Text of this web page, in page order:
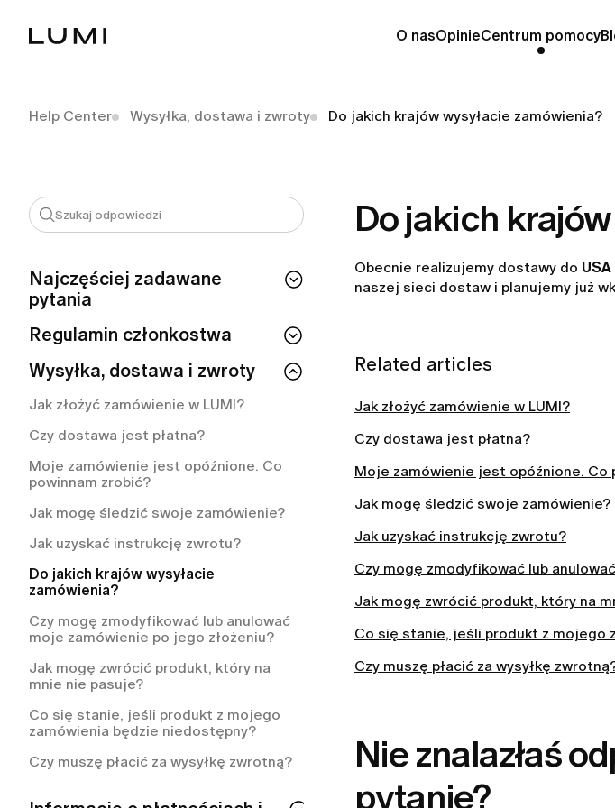
O nasOpinieCentrum pomocy
Help Center Wysyłka, dostawa i zwroty Do jakich krajów wysyłacie zamówienia?
Najczęściej zadawane
pytania
Nie mogę się zalogować. Co powinnam
zrobić?
Jak zalogować się do aplikacji LUMI
Jak mogę skontaktować się z obsługą
klienta LUMI?
Zapomniałam hasła. Co powinnam
zrobić?
Jak mogę zmienić moje hasło?
Mój adres e-mail jest już
zarejestrowany. Co to oznacza?
Jak zmienić adres e-mail?
Jak zrezygnować z otrzymywania
wiadomości e-mail?
Jak usunąć konto?
Czy mogę używać LUMI, jeśli nie mam
urządzenia z iOS-em?
Jak anulować subskrypcję i zasady
zwrotów LUMI
Regulamin członkostwa
Czy jeśli zrezygnuję z członkostwa, od
razu stracę do niego dostęp?
Jak mogę sprawdzić status mojego
członkostwa?
Jak anulować subskrypcję LUMI?
Co obejmuje moje członkostwo w
LUMI?
Jak anulować członkostwo LUMI?
Jak często będą pobierane opłaty za
mój plan członkowski?
Wysyłka, dostawa i zwroty
Jak złożyć zamówienie w LUMI?
Czy dostawa jest płatna?
Moje zamówienie jest opóźnione. Co
powinnam zrobić?
Jak mogę śledzić swoje zamówienie?
Jak uzyskać instrukcję zwrotu?
Do jakich krajów wysyłacie
zamówienia?
Czy mogę zmodyfikować lub anulować
moje zamówienie po jego złożeniu?
Jak mogę zwrócić produkt, który na
mnie nie pasuje?
Co się stanie, jeśli produkt z mojego
zamówienia będzie niedostępny?
Czy muszę płacić za wysyłkę zwrotną?
Do jakich
Obecnie realizujemy dostawy do USA
naszej sieci dostaw i planujemy już
Related articles
Jak złożyć zamówienie w LUMI?
Czy dostawa jest płatna?
Moje zamówienie jest opóźnione. Co
Jak mogę śledzić swoje zamówienie?
Jak uzyskać instrukcję zwrotu?
Czy mogę zmodyfikować lub
Jak mogę zwrócić produkt, który na
Co się stanie, jeśli produkt z mojego
Czy muszę płacić za wysyłkę
Nie znalazłaś
pytanie?